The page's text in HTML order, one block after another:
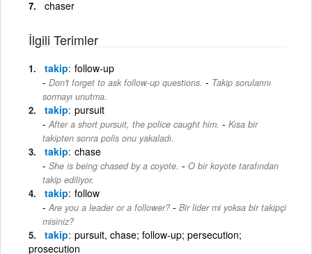
chaser
İlgili Terimler
takip follow-up
Don't forget to ask follow-up questions. - Takip sorularını
sormayı unutma.
takip pursuit
After a short pursuit, the police caught him. - Kısa bir
takipten sonra polis onu yakaladı.
takip chase
She is being chased by a coyote. - O bir koyote tarafından
takip ediliyor.
takip follow
Are you a leader or a follower? - Bir lider mi yoksa bir takipçi
misiniz?
takip pursuit, chase; follow-up; persecution;
prosecution